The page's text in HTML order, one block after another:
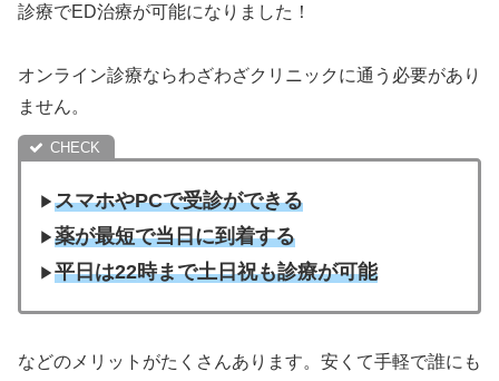
診療でED治療が可能になりました！
オンライン診療ならわざわざクリニックに通う必要があり
ません。
▶︎スマホやPCで受診ができる
▶︎薬が最短で当日に到着する
▶︎平日は22時まで土日祝も診療が可能
などのメリットがたくさんあります。安くて手軽で誰にも